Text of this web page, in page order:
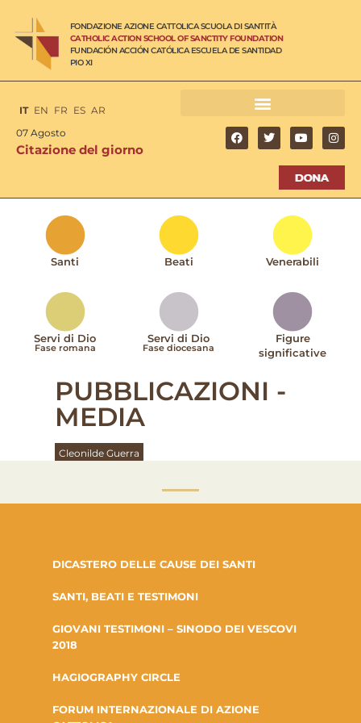
FONDAZIONE AZIONE CATTOLICA SCUOLA DI SANTITÀ
CATHOLIC ACTION SCHOOL OF SANCTITY FOUNDATION
FUNDACIÓN ACCIÓN CATÓLICA ESCUELA DE SANTIDAD
PIO XI
IT EN FR ES AR
07 Agosto
Citazione del giorno
Santi Beati Venerabili
Servi di Dio
Fase romana
Servi di Dio
Fase diocesana
Figure
significative
PUBBLICAZIONI -
MEDIA
Cleonilde Guerra
DICASTERO DELLE CAUSE DEI SANTI
SANTI, BEATI E TESTIMONI
GIOVANI TESTIMONI – SINODO DEI VESCOVI
2018
HAGIOGRAPHY CIRCLE
FORUM INTERNAZIONALE DI AZIONE